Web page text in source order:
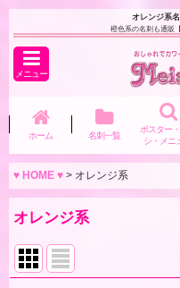
オレンジ系
橙色系の名刺も通販
メニュー
ホーム 名刺一覧
ポスター
シ・メニ
♥ HOME ♥ > オレンジ系
オレンジ系